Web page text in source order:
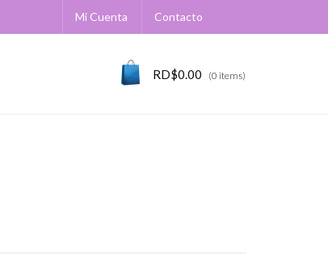
Mi Cuenta Contacto
RD$0.00 (0 items)